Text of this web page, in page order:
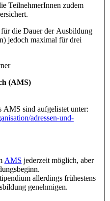
TeilnehmerInnen zudem
die Dauer der Ausbildung
jedoch maximal für drei
(AMS)
AMS sind aufgelistet unter:
adressen-und-
AMS jederzeit möglich, aber
allerdings frühestens
genehmigen.